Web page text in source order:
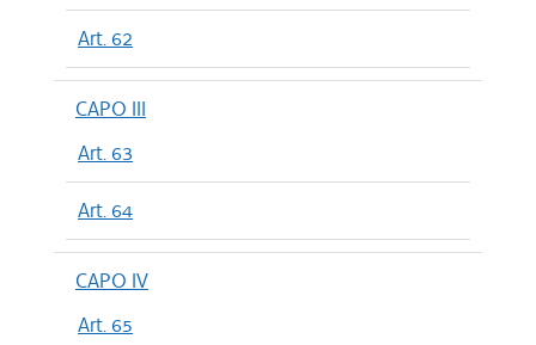
Art. 62
CAPO III
Art. 63
Art. 64
CAPO IV
Art. 65